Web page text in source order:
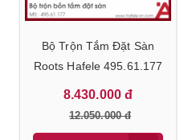
Bộ Trộn Tắm Đặt Sàn
Roots Hafele 495.61.177
8.430.000 đ
12.050.000 đ